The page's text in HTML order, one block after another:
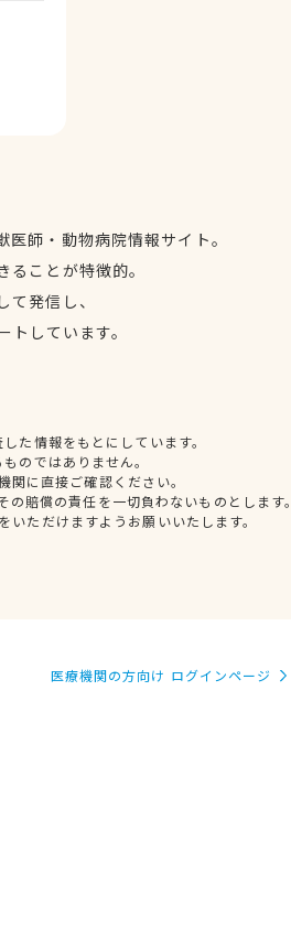
師・動物病院情報サイト。
ことが特徴的。
発信し、
しています。
た情報をもとにしています。
のではありません。
に直接ご確認ください。
賠償の責任を一切負わないものとします。
ただけますようお願いいたします。
医療機関の方向け ログインページ